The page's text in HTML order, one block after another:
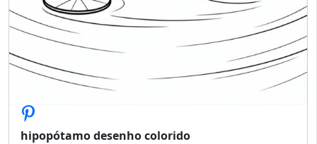
hipopótamo desenho colorido